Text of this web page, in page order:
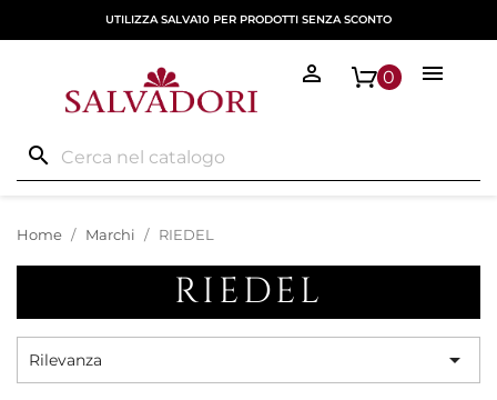
UTILIZZA SALVA10 PER PRODOTTI SENZA SCONTO
search

0

Home Marchi RIEDEL
RIEDEL
Rilevanza 